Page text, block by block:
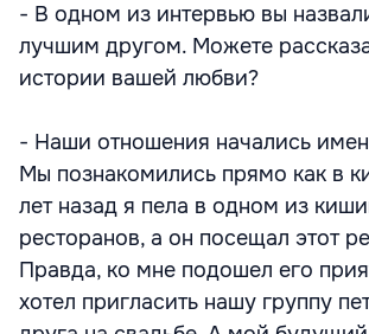
- В одном из интервью вы
лучшим другом. Можете
истории вашей любви?
- Наши отношения начались
Мы познакомились прямо как в
лет назад я пела в одном из
ресторанов, а он посещал этот
Правда, ко мне подошел его
хотел пригласить нашу группу